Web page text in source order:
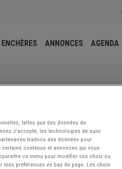
ENCHÈRES ANNONCES AGENDA
telles que des données de
J'accepte, les technologies de suivi
traitons des données pour
contenus et annonces qui vous
ce menu pour modifier vos choix ou
mes préférences en bas de page. Les choix